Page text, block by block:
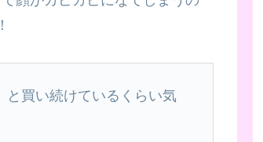
と買い続けているくらい気